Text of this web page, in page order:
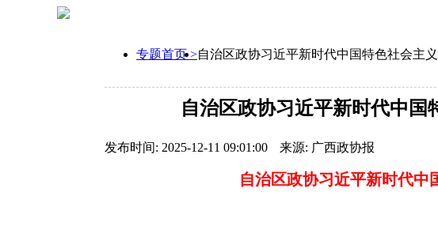
专题首页 >自治区政协习近平新时代中国特色社会主
自治区政协习近平新时代中
发布时间: 2025-12-11 09:01:00 来源: 广西政协报
自治区政协习近平新时代中